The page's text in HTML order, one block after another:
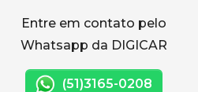
Entre em contato pelo
Whatsapp da DIGICAR
(51)3165-0208